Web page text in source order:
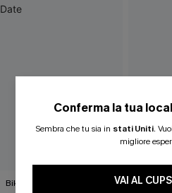
Bikini verde Coffee Date
Conferma la tua
Sembra che tu sia in stati Uniti.
migliore
VAI AL